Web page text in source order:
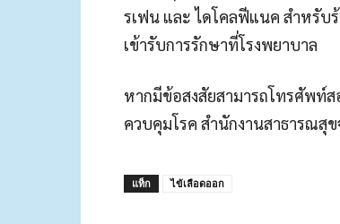
รเฟน และ ไดโคลฟีแนค สำหรับ
เข้ารับการรักษาที่โรงพยาบาล
หากมีข้อสงสัยสามารถโทรศัพท์
ควบคุมโรค สำนักงานสาธารณสุ
แท็ก ไข้เลือดออก